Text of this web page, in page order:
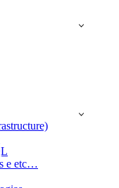
e etc…